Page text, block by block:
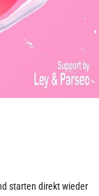
starten direkt wieder